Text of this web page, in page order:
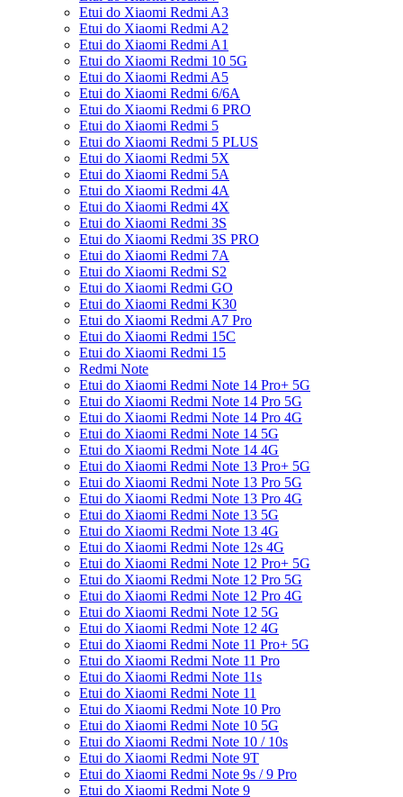
Etui do Xiaomi Redmi A3
Etui do Xiaomi Redmi A2
Etui do Xiaomi Redmi A1
Etui do Xiaomi Redmi 10 5G
Etui do Xiaomi Redmi A5
Etui do Xiaomi Redmi 6/6A
Etui do Xiaomi Redmi 6 PRO
Etui do Xiaomi Redmi 5
Etui do Xiaomi Redmi 5 PLUS
Etui do Xiaomi Redmi 5X
Etui do Xiaomi Redmi 5A
Etui do Xiaomi Redmi 4A
Etui do Xiaomi Redmi 4X
Etui do Xiaomi Redmi 3S
Etui do Xiaomi Redmi 3S PRO
Etui do Xiaomi Redmi 7A
Etui do Xiaomi Redmi S2
Etui do Xiaomi Redmi GO
Etui do Xiaomi Redmi K30
Etui do Xiaomi Redmi A7 Pro
Etui do Xiaomi Redmi 15C
Etui do Xiaomi Redmi 15
Redmi Note
Etui do Xiaomi Redmi Note 14 Pro+ 5G
Etui do Xiaomi Redmi Note 14 Pro 5G
Etui do Xiaomi Redmi Note 14 Pro 4G
Etui do Xiaomi Redmi Note 14 5G
Etui do Xiaomi Redmi Note 14 4G
Etui do Xiaomi Redmi Note 13 Pro+ 5G
Etui do Xiaomi Redmi Note 13 Pro 5G
Etui do Xiaomi Redmi Note 13 Pro 4G
Etui do Xiaomi Redmi Note 13 5G
Etui do Xiaomi Redmi Note 13 4G
Etui do Xiaomi Redmi Note 12s 4G
Etui do Xiaomi Redmi Note 12 Pro+ 5G
Etui do Xiaomi Redmi Note 12 Pro 5G
Etui do Xiaomi Redmi Note 12 Pro 4G
Etui do Xiaomi Redmi Note 12 5G
Etui do Xiaomi Redmi Note 12 4G
Etui do Xiaomi Redmi Note 11 Pro+ 5G
Etui do Xiaomi Redmi Note 11 Pro
Etui do Xiaomi Redmi Note 11s
Etui do Xiaomi Redmi Note 11
Etui do Xiaomi Redmi Note 10 Pro
Etui do Xiaomi Redmi Note 10 5G
Etui do Xiaomi Redmi Note 10 / 10s
Etui do Xiaomi Redmi Note 9T
Etui do Xiaomi Redmi Note 9s / 9 Pro
Etui do Xiaomi Redmi Note 9